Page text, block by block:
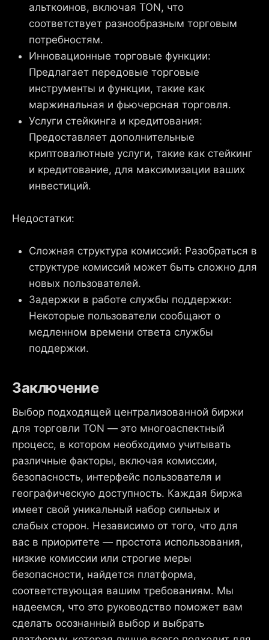
альткоинов, включая TON, что
соответствует разнообразным торговым
потребностям.
Инновационные торговые функции:
Предлагает передовые торговые
инструменты и функции, такие как
маржинальная и фьючерсная торговля.
Услуги стейкинга и кредитования:
Предоставляет дополнительные
криптовалютные услуги, такие как стейкинг
и кредитование, для максимизации ваших
инвестиций.
Недостатки:
Сложная структура комиссий: Разобраться в
структуре комиссий может быть сложно для
новых пользователей.
Задержки в работе службы поддержки:
Некоторые пользователи сообщают о
медленном времени ответа службы
поддержки.
Заключение
Выбор подходящей централизованной биржи
для торговли TON — это многоаспектный
процесс, в котором необходимо учитывать
различные факторы, включая комиссии,
безопасность, интерфейс пользователя и
географическую доступность. Каждая биржа
имеет свой уникальный набор сильных и
слабых сторон. Независимо от того, что для
вас в приоритете — простота использования,
низкие комиссии или строгие меры
безопасности, найдется платформа,
соответствующая вашим требованиям. Мы
надеемся, что это руководство поможет вам
сделать осознанный выбор и выбрать